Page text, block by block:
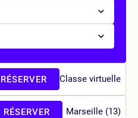
Classe virtuelle
RÉSERVER
Marseille (13)
RÉSERVER